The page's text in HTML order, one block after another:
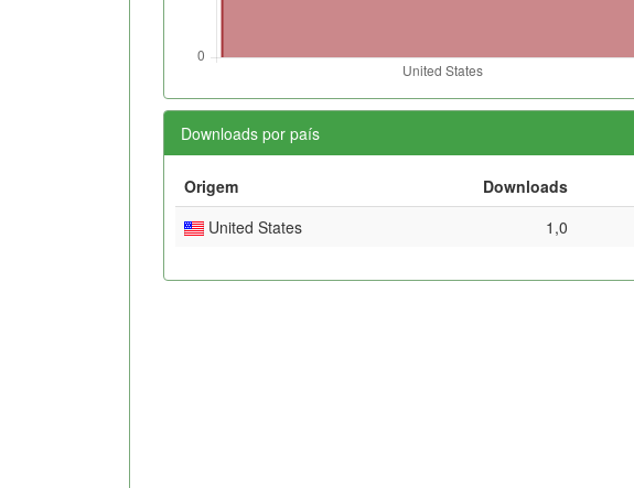
Downloads por país
Origem Downloads
United States
1,0